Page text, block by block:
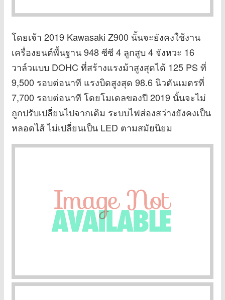
โดยเจ้า 2019 Kawasaki Z900 นั้นจะยังคงใช้งาน
เครื่องยนต์พื้นฐาน 948 ซีซี 4 ลูกสูบ 4 จังหวะ 16
วาล์วแบบ DOHC ที่สร้างแรงม้าสูงสุดได้ 125 PS ที่
9,500 รอบต่อนาที แรงบิดสูงสุด 98.6 นิวตันเมตรที่
7,700 รอบต่อนาที โดยโมเดลของปี 2019 นั้นจะไม่
ถูกปรับเปลี่ยนไปจากเดิม ระบบไฟส่องสว่างยังคงเป็น
หลอดไส้ ไม่เปลี่ยนเป็น LED ตามสมัยนิยม